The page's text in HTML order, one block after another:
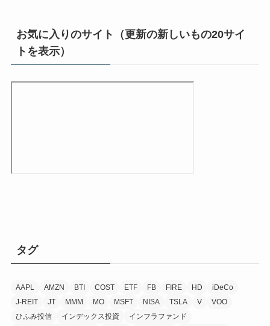
お気に入りのサイト（更新の新しいもの20サイ
トを表示）
タグ
AAPL AMZN BTI COST ETF FB FIRE HD
iDeCo
J-REIT
JT MMM MO MSFT NISA TSLA V
VOO
ひふみ投信
インデックス投資
インフラファンド